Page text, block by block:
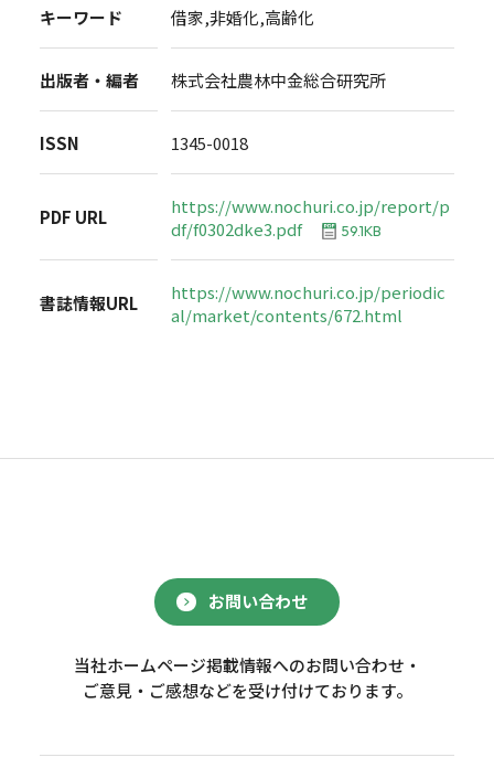
キーワード 借家,非婚化,高齢化
出版者・編者 株式会社農林中金総合研究所
ISSN 1345-0018
PDF URL
https://www.nochuri.co.jp/report/p
df/f0302dke3.pdf
59.1KB
書誌情報URL
https://www.nochuri.co.jp/periodic
al/market/contents/672.html
お問い合わせ
当社ホームページ掲載情報へのお問い合わせ・
ご意見・ご感想などを受け付けております。